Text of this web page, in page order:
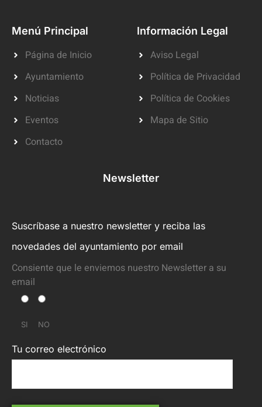
Menú Principal
Página de Inicio
Ayuntamiento
Noticias
Eventos
Contacto
Información Legal
Aviso Legal
Política de Privacidad
Política de Cookies
Mapa de Sitio
Newsletter
Suscríbase a nuestro newsletter y reciba las
novedades del ayuntamiento por email
Consiente que le enviemos nuestro Newsletter a su
email
SI NO
Tu correo electrónico